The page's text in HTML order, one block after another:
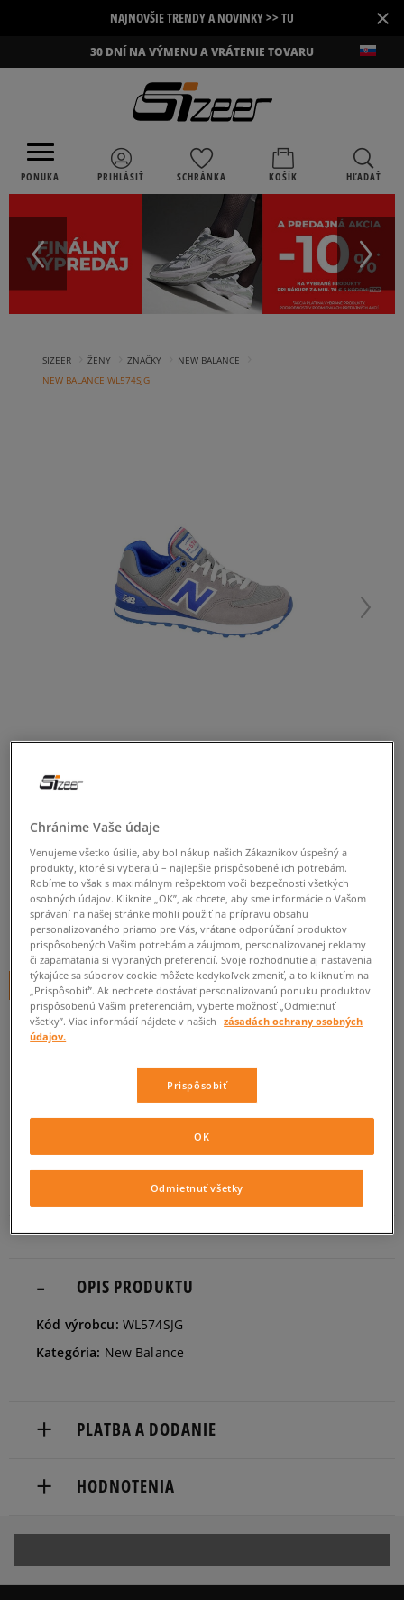
NAJNOVŠIE TRENDY A NOVINKY >> TU ×
30 DNÍ NA VÝMENU A VRÁTENIE TOVARU
PONUKA PRIHLÁSIŤ SCHRÁNKA KOŠÍK HĽADAŤ
SIZEER ŽENY ZNAČKY NEW BALANCE
NEW BALANCE WL574SJG
NEW BALANCE WL574SJG
dámske, new balance
0.0 ( 0)
49,95€cena s DPH
+ 50 BODOV V SIZEERCLUBE
Ak bude položka opäť dostupná, dostanete od nás oznámenie.
ZISTIŤ DOSTUPNOSŤ V NAŠICH KAMENNÝCH PREDAJNIACH
OPIS PRODUKTU
Kód výrobcu: WL574SJG
Kategória: New Balance
PLATBA A DODANIE
Dostupné spôsoby doručenia:
kuriér,
packeta (zásielkovňa - kamenná pobočka, výdejné
HODNOTENIA
Chránime Vaše údaje
Venujeme všetko úsilie, aby bol nákup našich Zákazníkov úspešný a
produkty, ktoré si vyberajú – najlepšie prispôsobené ich potrebám.
Robíme to však s maximálnym rešpektom voči bezpečnosti všetkých
osobných údajov. Kliknite „OK”, ak chcete, aby sme informácie o Vašom
správaní na našej stránke mohli použiť na prípravu obsahu
personalizovaného priamo pre Vás, vrátane odporúčaní produktov
prispôsobených Vašim potrebám a záujmom, personalizovanej reklamy
či zapamätania si vybraných preferencií. Svoje rozhodnutie aj nastavenia
týkajúce sa súborov cookie môžete kedykoľvek zmeniť, a to kliknutím na
„Prispôsobiť”. Ak nechcete dostávať personalizovanú ponuku produktov
prispôsobenú Vašim preferenciám, vyberte možnosť „Odmietnuť
všetky”. Viac informácií nájdete v našich
zásadách ochrany osobných
údajov.
Prispôsobiť
Odmietnuť všetky
OK